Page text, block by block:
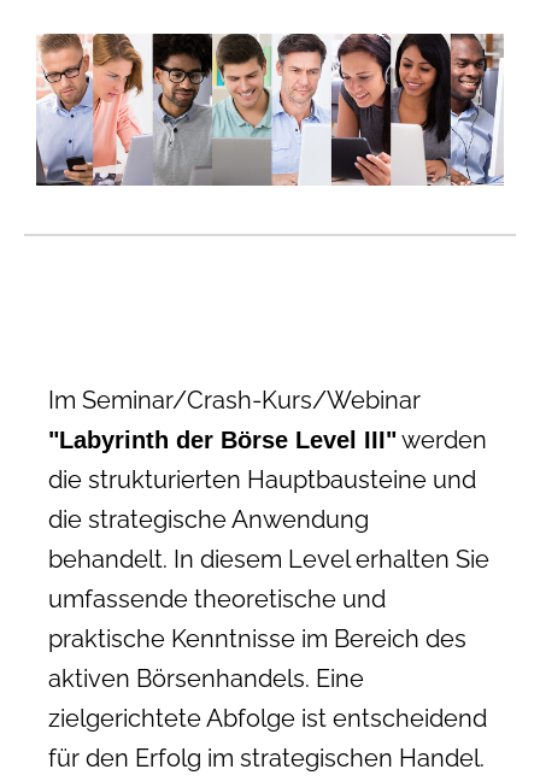
Im Seminar/Crash-Kurs/Webinar
"Labyrinth der Börse Level III"werden
die strukturierten Hauptbausteine und
die strategische Anwendung
behandelt. In diesem Level erhalten Sie
umfassende theoretische und
praktische Kenntnisse im Bereich des
aktiven Börsenhandels. Eine
zielgerichtete Abfolge ist entscheidend
für den Erfolg im strategischen Handel.